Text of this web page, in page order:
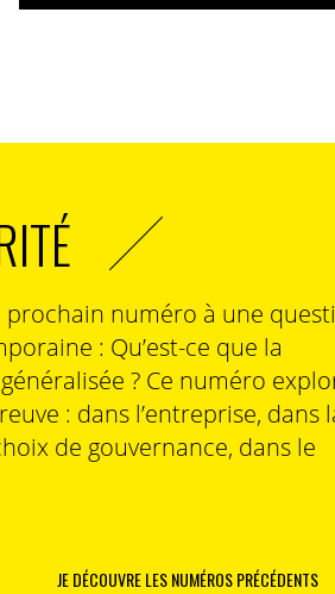
prochain numéro à une
: Qu’est-ce que la
? Ce numéro
: dans l’entreprise, dans
de gouvernance, dans le
JE DÉCOUVRE LES NUMÉROS PRÉCÉDENTS